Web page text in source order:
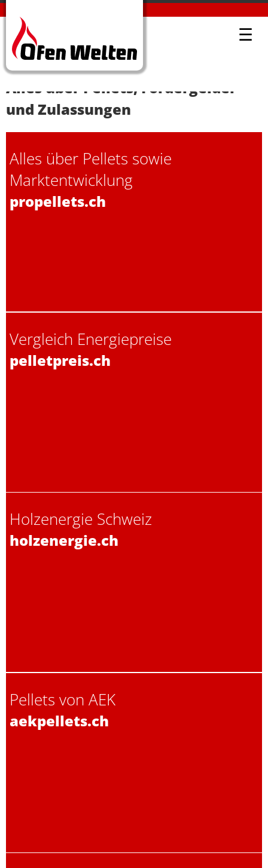
☰
OFENWELTEN KÜBLIS
Alles über Pellets, Fördergelder
und Zulassungen
Alles über Pellets sowie
Marktentwicklung
propellets.ch
Vergleich Energiepreise
pelletpreis.ch
Holzenergie Schweiz
holzenergie.ch
Pellets von AEK
aekpellets.ch